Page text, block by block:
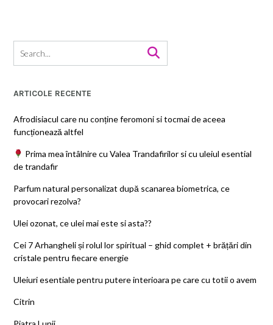
ARTICOLE RECENTE
Afrodisiacul care nu conține feromoni si tocmai de aceea
funcționează altfel
Prima mea întâlnire cu Valea Trandafirilor si cu uleiul esential
de trandafir
Parfum natural personalizat după scanarea biometrica, ce
provocari rezolva?
Ulei ozonat, ce ulei mai este si asta??
Cei 7 Arhangheli și rolul lor spiritual – ghid complet + brățări din
cristale pentru fiecare energie
Uleiuri esentiale pentru putere interioara pe care cu totii o avem
Citrin